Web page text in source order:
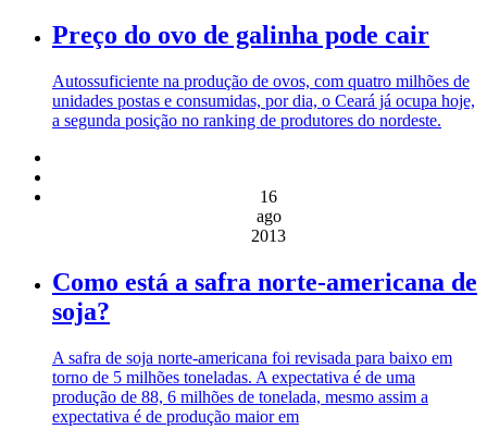
Preço do ovo de galinha pode cair
Autossuficiente na produção de ovos, com quatro milhões de
unidades postas e consumidas, por dia, o Ceará já ocupa hoje,
a segunda posição no ranking de produtores do nordeste.
16
ago
2013
Como está a safra norte-americana de
soja?
A safra de soja norte-americana foi revisada para baixo em
torno de 5 milhões toneladas. A expectativa é de uma
produção de 88, 6 milhões de tonelada, mesmo assim a
expectativa é de produção maior em